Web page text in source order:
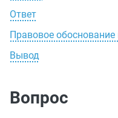
Ответ
Правовое обоснование
Вывод
Вопрос